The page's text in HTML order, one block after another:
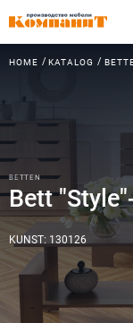
HOME KATALOG
BETTEN
Bett
KUNST: 130126